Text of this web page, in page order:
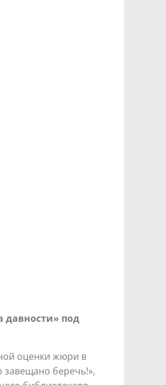
давности» под
оценки жюри в
беречь!»,